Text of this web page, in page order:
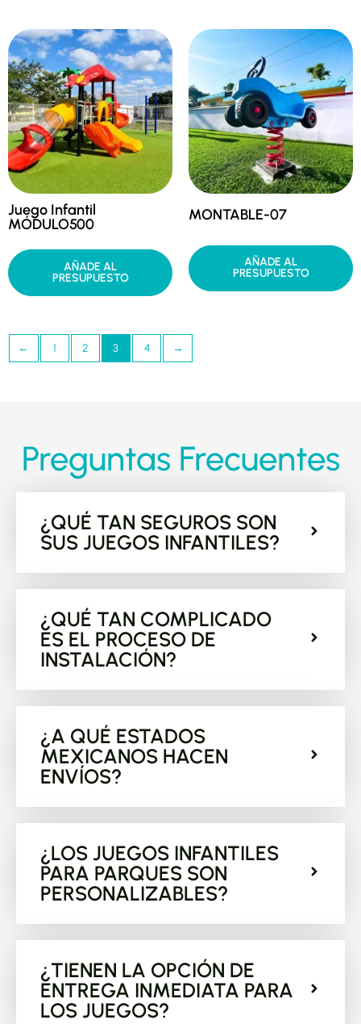
Juego Infantil
MÓDULO500
AÑADE AL
PRESUPUESTO
MONTABLE-07
AÑADE AL
PRESUPUESTO
← 1 2 3 4 →
Preguntas Frecuentes
¿QUÉ TAN SEGUROS SON
SUS JUEGOS INFANTILES?
¿QUÉ TAN COMPLICADO
ES EL PROCESO DE
INSTALACIÓN?
¿A QUÉ ESTADOS
MEXICANOS HACEN
ENVÍOS?
¿LOS JUEGOS INFANTILES
PARA PARQUES SON
PERSONALIZABLES?
¿TIENEN LA OPCIÓN DE
ENTREGA INMEDIATA PARA
LOS JUEGOS?